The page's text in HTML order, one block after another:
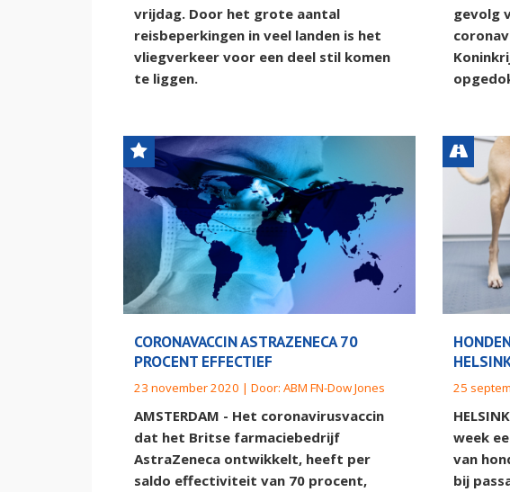
vrijdag. Door het grote aantal
reisbeperkingen in veel landen is het
vliegverkeer voor een deel stil komen
te liggen.
gevolg
CORONAVACCIN ASTRAZENECA 70
PROCENT EFFECTIEF
23 november 2020 | Door: ABM FN-Dow Jones
AMSTERDAM - Het coronavirusvaccin
dat het Britse farmaciebedrijf
AstraZeneca ontwikkelt, heeft per
saldo effectiviteit van 70 procent,
25
week
van
bij